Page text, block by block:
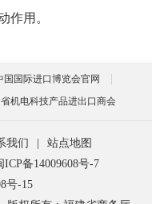
作用。
国国际进口博览会官网
机电科技产品进出口商会
我们
站点地图
ICP备14009608号-7
号-15